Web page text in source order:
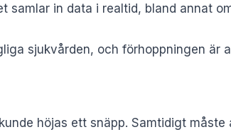
samlar in data i realtid, bland annat
sjukvården, och förhoppningen är
höjas ett snäpp. Samtidigt måste